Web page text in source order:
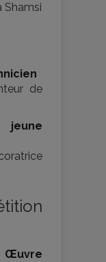
Shamsi
de
Œuvre